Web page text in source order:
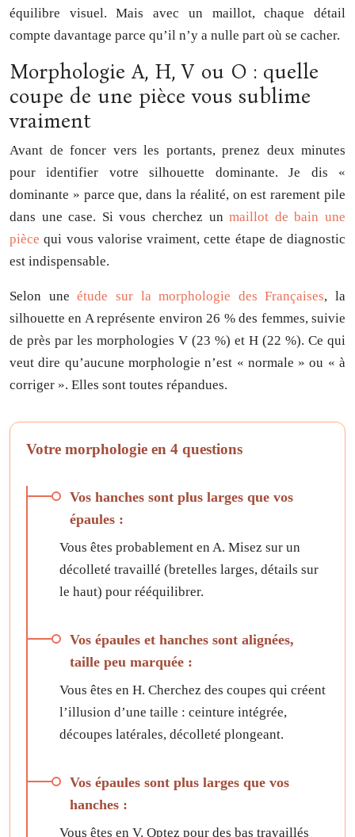
équilibre visuel. Mais avec un maillot, chaque détail
compte davantage parce qu’il n’y a nulle part où se cacher.
Morphologie A, H, V ou O : quelle
coupe de une pièce vous sublime
vraiment
Avant de foncer vers les portants, prenez deux minutes
pour identifier votre silhouette dominante. Je dis «
dominante » parce que, dans la réalité, on est rarement pile
dans une case. Si vous cherchez unmaillot de bain une
pièce qui vous valorise vraiment, cette étape de diagnostic
est indispensable.
Selon uneétude sur la morphologie des Françaises, la
silhouette en A représente environ 26 % des femmes, suivie
de près par les morphologies V (23 %) et H (22 %). Ce qui
veut dire qu’aucune morphologie n’est « normale » ou « à
corriger ». Elles sont toutes répandues.
Votre morphologie en 4 questions
Vos hanches sont plus larges que vos
épaules :
Vous êtes probablement en A. Misez sur un
décolleté travaillé (bretelles larges, détails sur
le haut) pour rééquilibrer.
Vos épaules et hanches sont alignées,
taille peu marquée :
Vous êtes en H. Cherchez des coupes qui créent
l’illusion d’une taille : ceinture intégrée,
découpes latérales, décolleté plongeant.
Vos épaules sont plus larges que vos
hanches :
Vous êtes en V. Optez pour des bas travaillés